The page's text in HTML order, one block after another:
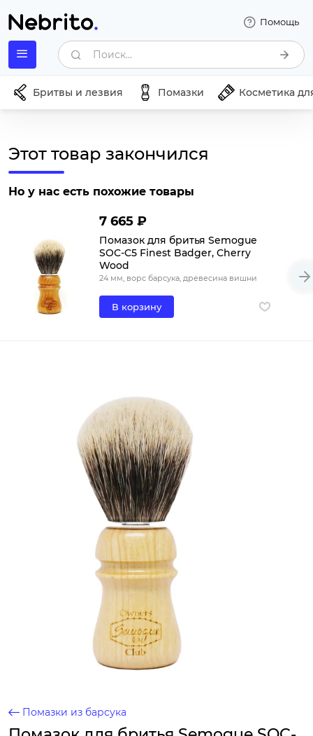
Помощь
Поиск...
Бритвы и лезвия Помазки Косметика
Этот товар закончился
Но у нас есть похожие товары
7 665 ₽
Помазок для бритья Semogue
SOC-C5 Finest Badger, Cherry
Wood
24 мм, ворс барсука, древесина вишни
В корзину
Помазки из барсука